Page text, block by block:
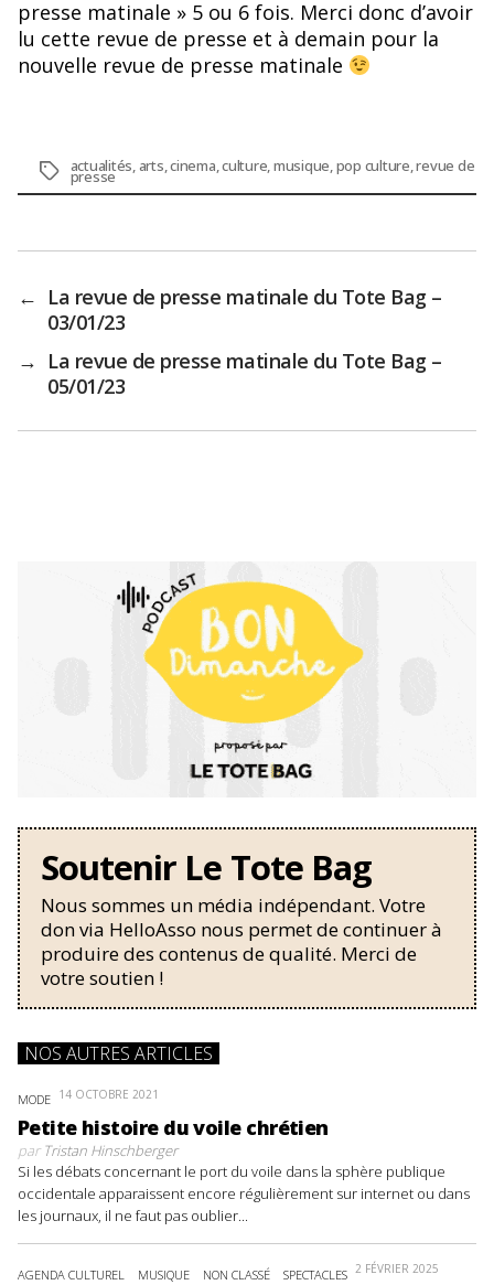
presse matinale » 5 ou 6 fois. Merci donc d’avoir
lu cette revue de presse et à demain pour la
nouvelle revue de presse matinale
Étiquettes
actualités, arts,cinema,culture,musique,pop culture,revue de
presse
← La revue de presse matinale du Tote Bag –
03/01/23
→ La revue de presse matinale du Tote Bag –
05/01/23
Soutenir Le Tote Bag
Nous sommes un média indépendant. Votre
don via HelloAsso nous permet de continuer à
produire des contenus de qualité. Merci de
votre soutien !
NOS AUTRES ARTICLES
MODE 14 OCTOBRE 2021
Petite histoire du voile chrétien
parTristan Hinschberger
Si les débats concernant le port du voile dans la sphère publique
occidentale apparaissent encore régulièrement sur internet ou dans
les journaux, il ne faut pas oublier...
AGENDA CULTUREL MUSIQUE NON CLASSÉ SPECTACLES 2 FÉVRIER 2025